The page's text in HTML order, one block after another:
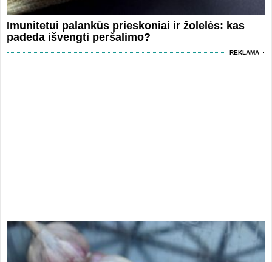
Imunitetui palankūs prieskoniai ir žolelės: kas
padeda išvengti peršalimo?
REKLAMA